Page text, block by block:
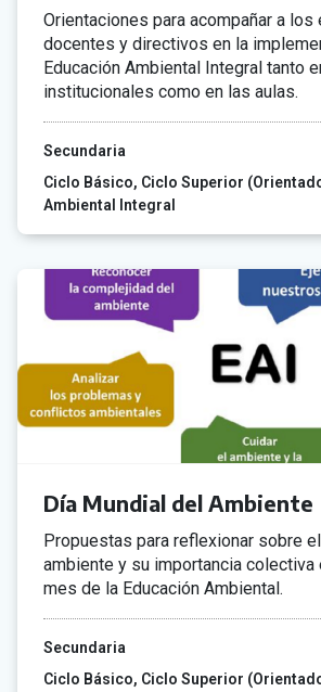
Orientaciones para acompañar a los
docentes y directivos en la
Educación Ambiental Integral tanto
institucionales como en las aulas.
Secundaria
Ciclo Básico Ciclo Superior
Ambiental Integral
Día Mundial del Ambiente
Propuestas para reflexionar sobre
ambiente y su importancia colectiva
mes de la Educación Ambiental.
Secundaria
Ciclo Básico Ciclo Superior